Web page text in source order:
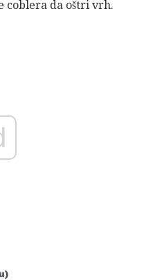
coblera da oštri vrh.